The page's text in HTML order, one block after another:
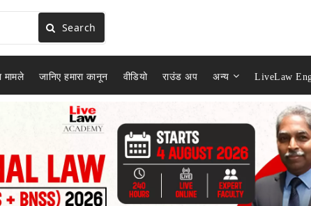
Search
मामले जानिए हमारा कानून वीडियो राउंड अप अन्य LiveLaw